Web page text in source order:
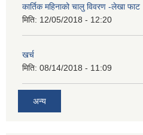
कार्तिक महिनाको चालु विवरण -लेखा फाट
मिति: 12/05/2018 - 12:20
खर्च
मिति: 08/14/2018 - 11:09
अन्य